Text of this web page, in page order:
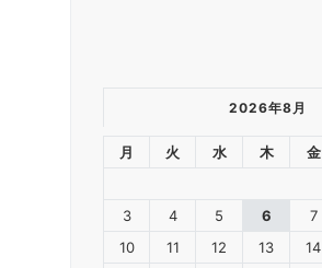
2026年8月
月 火 水 木 金
3
4 5 6 7
10
11 12 13 14